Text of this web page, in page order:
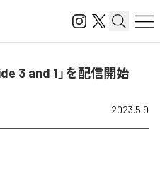
3 and 1」を配信開始
2023.5.9